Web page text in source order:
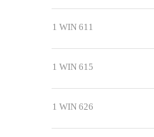
1 WIN 611
1 WIN 615
1 WIN 626